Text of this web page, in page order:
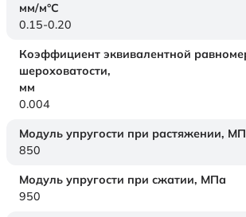
мм/м°С
0.15-0.20
Коэффициент эквивалентной
шероховатости,
мм
0.004
Модуль упругости при растяжении,
850
Модуль упругости при сжатии, МПа
950